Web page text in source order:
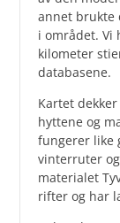
annet brukte
i området. Vi
kilometer
databasene.
Kartet
hyttene og
fungerer like
vinterruter
materialet
rifter og har